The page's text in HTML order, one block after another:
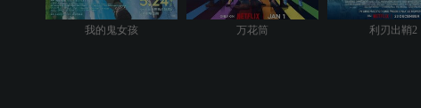
我的鬼女孩 万花筒 利刃出鞘2